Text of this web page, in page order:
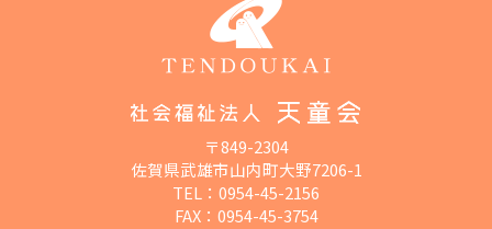
〒849-2304
佐賀県武雄市山内町大野7206-1
TEL： 0954-45-2156
FAX：0954-45-3754